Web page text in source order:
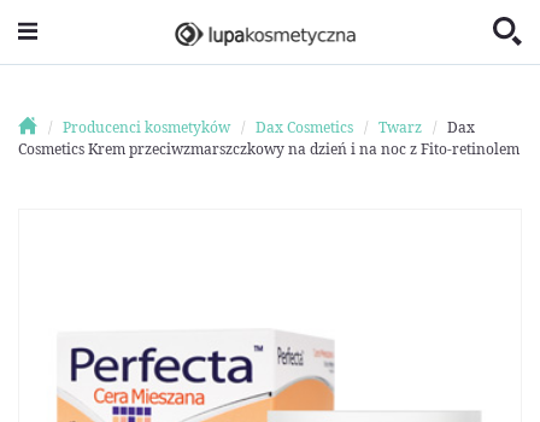
Producenci kosmetyków Dax Cosmetics Twarz
Dax
Cosmetics Krem przeciwzmarszczkowy na dzień i na noc z Fito-retinolem